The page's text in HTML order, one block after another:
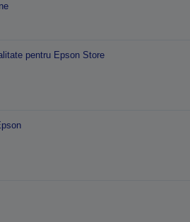
pentru Epson Store